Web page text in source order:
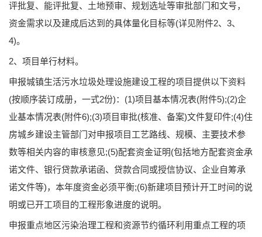
评批复、能评批复、土地预审、规划选址等审批部门和文号，
资金需求以及建成后达到的具体量化目标等(详见附件2、3、
4)。
2、项目单行材料。
申报城镇生活污水垃圾处理设施建设工程的项目提供以下资料
(按顺序装订成册，一式2份)：(1)项目基本情况表(附件5);(2)企
业基本情况表(附件6);(3)项目审批(核准、备案)文件复印件;(4)住
房城乡建设主管部门对申报项目工艺路线、规模、主要技术参
数等相关内容的审核意见;(5)配套资金证明(包括地方配套资金承
诺文件、银行贷款承诺函、贷款合同或授信协议、企业自筹承
诺文件等)，本年度资金必须平衡;(6)新建项目预计开工时间的说
明或已开工项目的工程形象进度的说明。
申报重点地区污染治理工程和资源节约循环利用重点工程的项